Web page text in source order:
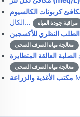
الكال…
مراقبة جودة المياه
معالجة مياه الصرف الصحي
معالجة مياه الصرف الصحي
مكتب الأغذية والزراعة